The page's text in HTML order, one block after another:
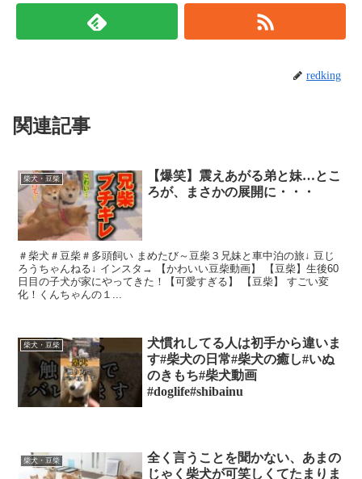
redking
関連記事
柴犬・豆柴
【爆笑】震えあがる弟と妹…とこ
ろが、まさかの展開に・・・
＃柴犬＃豆柴＃多頭飼い まめたび～豆柴３兄妹と車中泊の旅↓ 豆じ
ろうちゃんねる↓ インスタ→ 【かわいい豆柴動画】 【豆柴】生後60
日目の子犬が家にやってきた！【可愛すぎる】 【豆柴】 すごい変
化！くんちゃんの１...
柴犬・豆柴
犬慣れしてる人は初手から違いま
す#柴犬の日常#柴犬の癒し#いぬ
のきもち#柴犬動画
#doglife#shibainu
柴犬・豆柴
全く言うことを聞かない、あまの
じゃく柴犬が可笑しくてたまりま